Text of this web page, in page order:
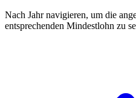
Nach Jahr navigieren, um die
entsprechenden Mindestlohn zu